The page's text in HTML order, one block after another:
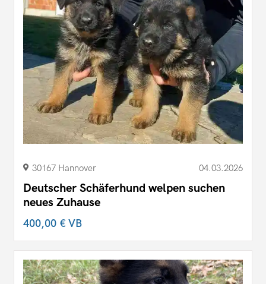
30167 Hannover 04.03.2026
Deutscher Schäferhund welpen suchen
neues Zuhause
400,00 €VB